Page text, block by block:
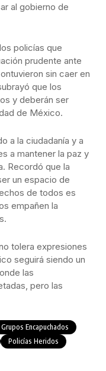
al gobierno de
policías que
prudente ante
sin caer en
que los
y deberán ser
de México.
a la ciudadanía y a
a mantener la paz y
Recordó que la
un espacio de
de todos es
empañen la
tolera expresiones
seguirá siendo un
las
pero las
Grupos Encapuchados
Policías Heridos